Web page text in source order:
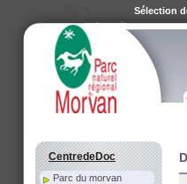
CentredeDoc
Parc du morvan
Sélection